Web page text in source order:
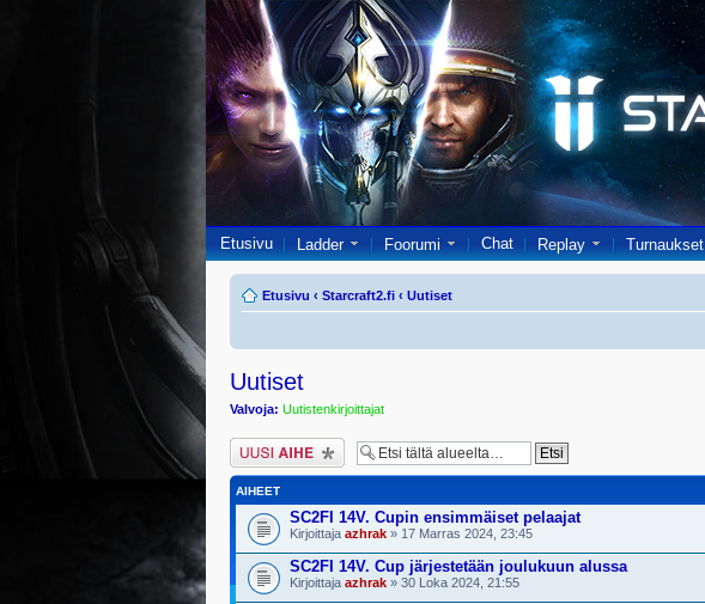
Etusivu Ladder Foorumi Chat Replay Turnaukset
Etusivu ‹ Starcraft2.fi ‹ Uutiset
Uutiset
Valvoja: Uutistenkirjoittajat
Lähetä uusi viesti
AIHEET
SC2FI 14V. Cupin ensimmäiset pelaajat
Kirjoittaja azhrak » 17 Marras 2024, 23:45
SC2FI 14V. Cup järjestetään joulukuun alussa
Kirjoittaja azhrak » 30 Loka 2024, 21:55